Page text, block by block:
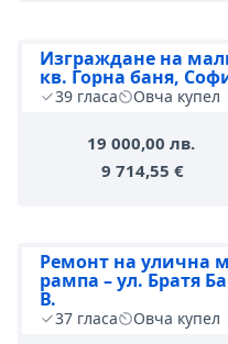
Изграждане на
кв. Горна баня,
39 гласа Овча купел
19 000,00 лв.
9 714,55 €
Ремонт на улична
рампа – ул. Братя Бартел, пред блок 408, вход
В.
37 гласа Овча купел